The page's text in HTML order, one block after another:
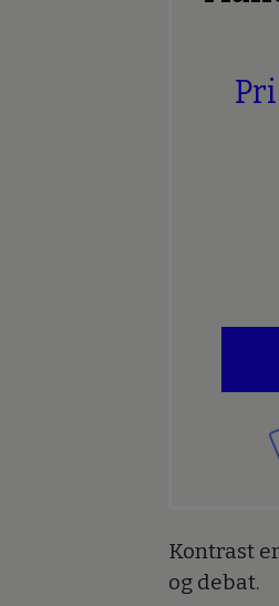
Kontrast
og debat.